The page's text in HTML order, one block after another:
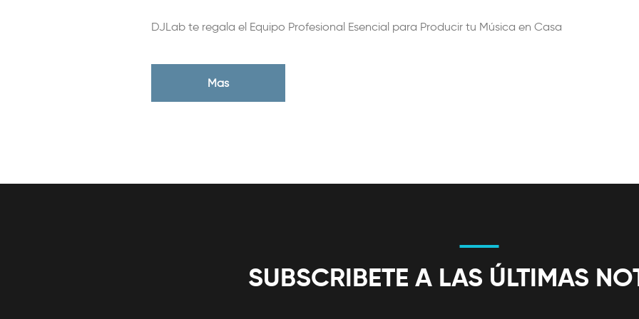
DJLab te regala el Equipo Profesional Esencial para Producir tu Música en Casa
Mas
SUBSCRIBETE A LAS ÚLTIMAS